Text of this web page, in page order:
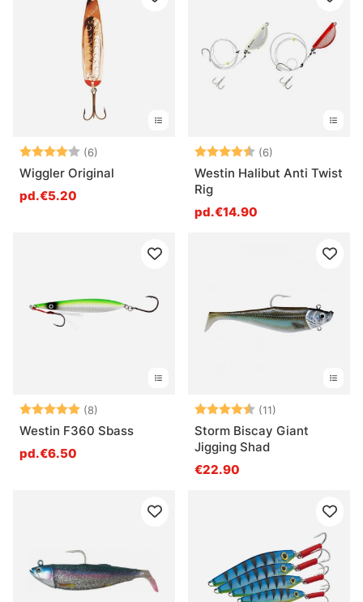
Note: (6)
Wiggler Original
pd.€5.20
Note: (6)
Westin Halibut Anti Twist
Rig
pd.€14.90
Note: (8)
Westin F360 Sbass
pd.€6.50
Note: (11)
Storm Biscay Giant
Jigging Shad
€22.90